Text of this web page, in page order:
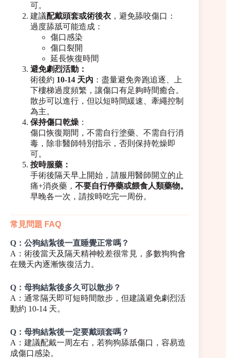
可。
建議配戴頭套或術後衣 ，避免舔咬傷口：
過度舔舐可能造成：
傷口感染
傷口裂開
延長恢復時間
避免劇烈活動：
術後約 10-14 天內 ：盡量避免奔跑追逐、上
下樓梯過度頻繁，讓傷口有足夠時間癒合。
散步可以進行，但以短時間緩速、牽繩控制
為主。
保持傷口乾燥 ：
傷口恢復期間，不需自行塗藥、不需自行消
毒，除非醫師特別指示，否則保持乾燥即
可。
按時服藥：
手術後隔天早上開始，請服用醫師開立的止
痛+消炎藥， 不要自行停藥或餵食人類藥物。
早晚各一次，請按時吃完一周份。
常見問題 FAQ
Q：公狗結紮後一直睡覺正常嗎？
A：術後當天及隔天精神較差很常見，多數狗狗會
在幾天內逐漸恢復活力。
Q：母狗結紮後多久可以散步？
A：通常隔天即可短時間散步，但建議避免劇烈活
動約 10-14 天。
Q：母狗結紮後一定要戴頭套嗎？
A：建議配戴一周左右，若狗狗舔舐傷口，容易造
成傷口感染。